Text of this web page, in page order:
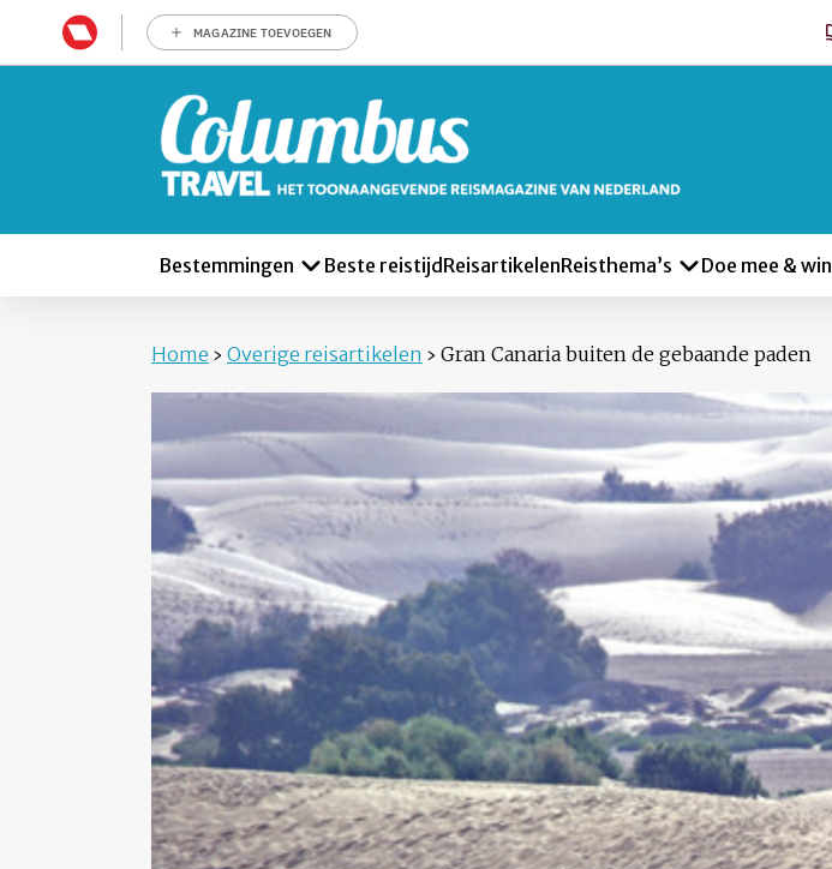
MAGAZINE TOEVOEGEN
Bestemmingen Beste reistijd ReisartikelenReisthema’s Doe mee & win
Home › Overige reisartikelen › Gran Canaria buiten de gebaande paden